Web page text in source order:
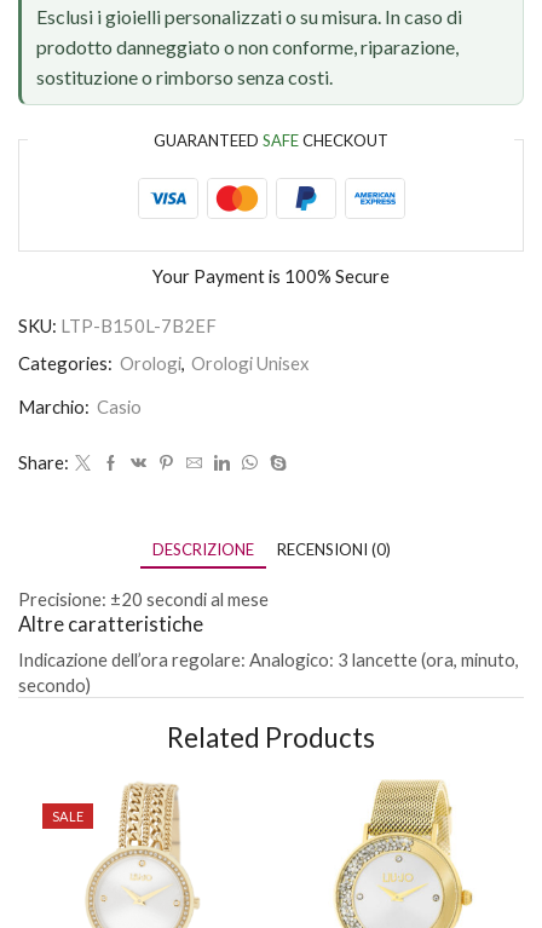
Esclusi i gioielli personalizzati o su misura. In caso di
prodotto danneggiato o non conforme, riparazione,
sostituzione o rimborso senza costi.
GUARANTEED SAFECHECKOUT
Your Payment is 100% Secure
SKU: LTP-B150L-7B2EF
Categories: Orologi, Orologi Unisex
Marchio: Casio
Share:
DESCRIZIONE RECENSIONI (0)
Precisione: ±20 secondi al mese
Altre caratteristiche
Indicazione dell’ora regolare: Analogico: 3 lancette (ora, minuto,
secondo)
Related Products
SALE